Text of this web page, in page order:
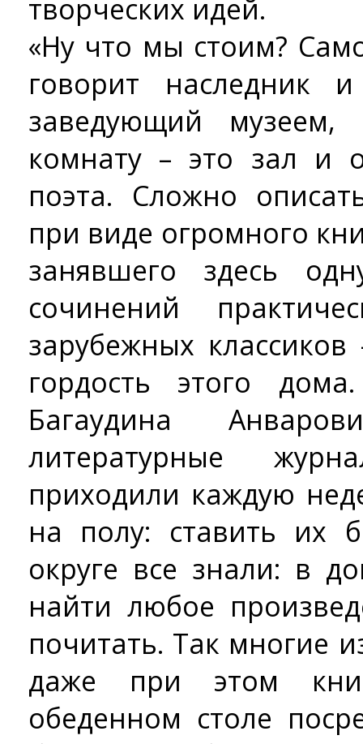
творческих идей.
«Ну что мы стоим?
говорит наследник и
заведующий
комнату – это зал и
поэта. Сложно
при виде огромного
занявшего здесь
сочинений
зарубежных
гордость этого
Багаудина
литературные
приходили каждую
на полу: ставить их
округе все знали: в
найти любое
почитать. Так многие
даже при этом
обеденном столе